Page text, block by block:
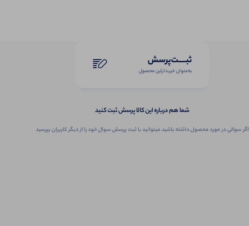
ثبـــــت‌پرسش
به‌عنوان ‌خریدار‌این‌ محصول
شما هم درباره این کالا پرسش ثبت کنید
اگر سوالی در مورد محصول داشته باشید میتوانید با ثبت پرسش سوال خود را از دیگر کاربران بپرسید